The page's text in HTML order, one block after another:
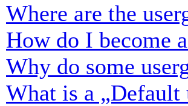
Where are the
How do I become
Why do some
What is a „Default